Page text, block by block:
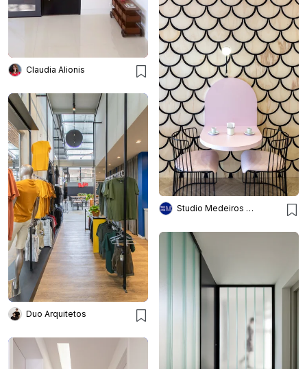
Claudia Alionis
Studio Medeiros Arquitetura
Duo Arquitetos